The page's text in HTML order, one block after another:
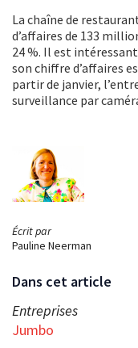
Écrit par
Pauline Neerman
Dans cet article
Entreprises
Jumbo
La chaîne de
d’affaires de 133
24 %. Il est
son chiffre d’affaires
partir de janvier,
surveillance par